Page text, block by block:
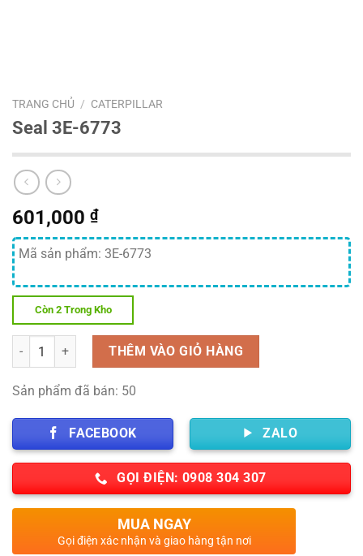
TRANG CHỦ / CATERPILLAR
Seal 3E-6773
601,000 ₫
Mã sản phẩm: 3E-6773
Còn 2 Trong Kho
Số lượng THÊM VÀO GIỎ HÀNG
Sản phẩm đã bán: 50
FACEBOOK ZALO
GỌI ĐIỆN: 0908 304 307
MUA NGAY
Gọi điện xác nhận và giao hàng tận nơi